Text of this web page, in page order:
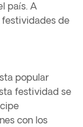
país. A
festividades de
popular
festividad se
con los